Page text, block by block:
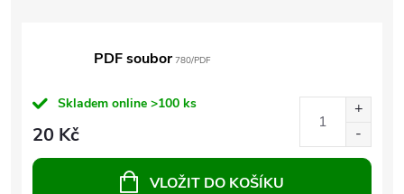
PDF soubor780/PDF
Skladem online >100 ks
20 Kč
VLOŽIT DO KOŠÍKU